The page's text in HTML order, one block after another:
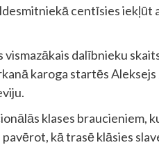
centīsies iekļūt
dalībnieku
karoga startēs Aleksejs
klases braucieniem,
kā trasē klāsies